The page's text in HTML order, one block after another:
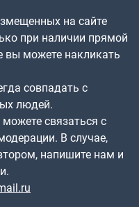
на сайте
при наличии прямой
вы можете накликать
совпадать с
людей.
связаться с
В случае,
напишите нам и